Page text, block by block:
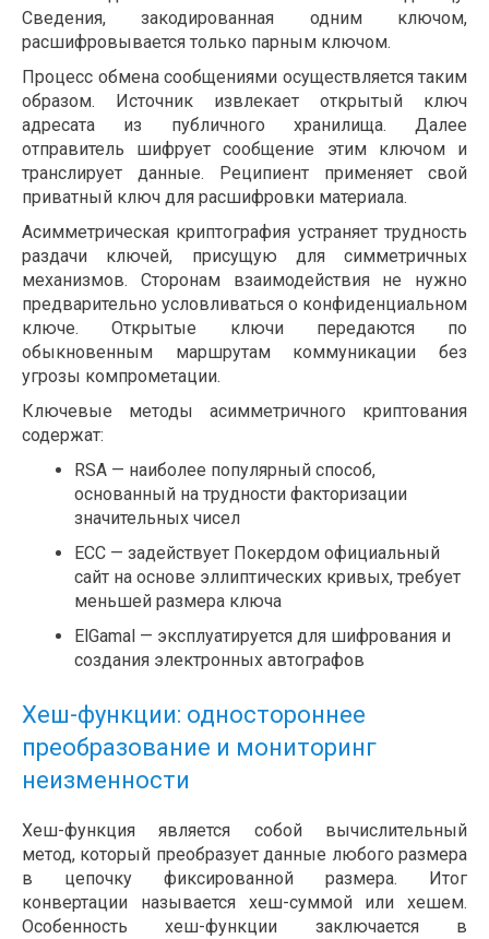
Сведения, закодированная одним ключом,
расшифровывается только парным ключом.
Процесс обмена сообщениями осуществляется таким
образом. Источник извлекает открытый ключ
адресата из публичного хранилища. Далее
отправитель шифрует сообщение этим ключом и
транслирует данные. Реципиент применяет свой
приватный ключ для расшифровки материала.
Асимметрическая криптография устраняет трудность
раздачи ключей, присущую для симметричных
механизмов. Сторонам взаимодействия не нужно
предварительно условливаться о конфиденциальном
ключе. Открытые ключи передаются по
обыкновенным маршрутам коммуникации без
угрозы компрометации.
Ключевые методы асимметричного криптования
содержат:
RSA — наиболее популярный способ,
основанный на трудности факторизации
значительных чисел
ECC — задействует Покердом официальный
сайт на основе эллиптических кривых, требует
меньшей размера ключа
ElGamal — эксплуатируется для шифрования и
создания электронных автографов
Хеш-функции: одностороннее
преобразование и мониторинг
неизменности
Хеш-функция является собой вычислительный
метод, который преобразует данные любого размера
в цепочку фиксированной размера. Итог
конвертации называется хеш-суммой или хешем.
Особенность хеш-функции заключается в